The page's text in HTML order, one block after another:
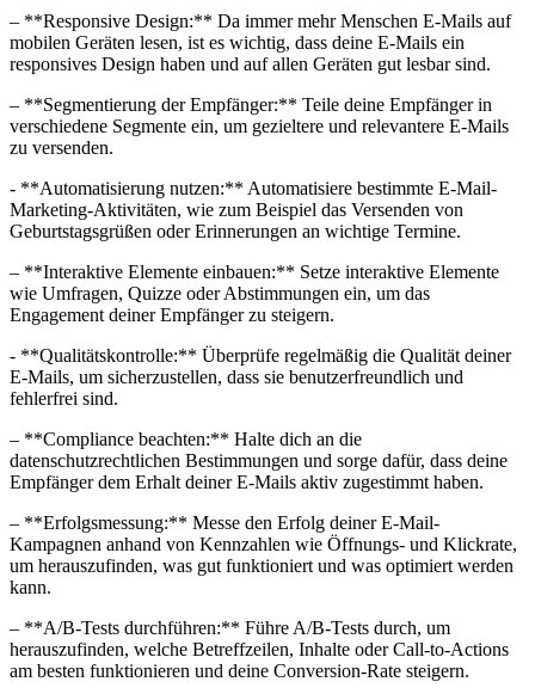
– **Responsive ‍Design:** Da immer mehr Menschen ⁢E-Mails⁤ auf
mobilen Geräten lesen, ist es wichtig, dass deine⁢ E-Mails‌ ein
responsives Design haben⁣ und auf allen Geräten⁤ gut lesbar sind.
– **Segmentierung⁤ der Empfänger:** ⁢Teile deine Empfänger in
verschiedene Segmente ein, um ‌gezieltere und⁤ relevantere E-Mails
zu versenden.
-‍ **Automatisierung nutzen:** Automatisiere ​bestimmte E-Mail-
Marketing-Aktivitäten,⁢ wie zum Beispiel das Versenden ⁤von
Geburtstagsgrüßen ⁤oder Erinnerungen an wichtige Termine.
– **Interaktive Elemente einbauen:**‌ Setze interaktive⁣ Elemente
wie ⁤Umfragen, Quizze oder ⁢Abstimmungen ein, um das
Engagement deiner Empfänger zu steigern.
-⁢ **Qualitätskontrolle:**⁣ Überprüfe regelmäßig ‍die Qualität deiner
E-Mails, um sicherzustellen, dass sie benutzerfreundlich ⁣und
fehlerfrei sind.
– **Compliance beachten:** Halte dich an die
datenschutzrechtlichen ⁤Bestimmungen und sorge dafür,⁤ dass deine‌
Empfänger dem ‍Erhalt‌ deiner E-Mails‌ aktiv zugestimmt haben.
– **Erfolgsmessung:** Messe den Erfolg deiner E-Mail-
Kampagnen anhand von Kennzahlen wie Öffnungs- und⁢ Klickrate,
⁢um herauszufinden, was gut funktioniert und ⁤was optimiert werden
kann.
– **A/B-Tests⁢ durchführen:** Führe A/B-Tests durch, um
herauszufinden, welche Betreffzeilen, Inhalte oder Call-to-Actions
am⁢ besten funktionieren und⁢ deine Conversion-Rate steigern.